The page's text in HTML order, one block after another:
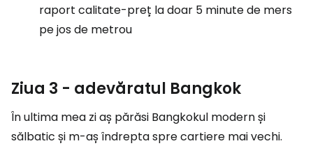
raport calitate-preț la doar 5 minute de mers
pe jos de metrou
Ziua 3 - adevăratul Bangkok
În ultima mea zi aș părăsi Bangkokul modern și
sălbatic și m-aș îndrepta spre cartiere mai vechi.